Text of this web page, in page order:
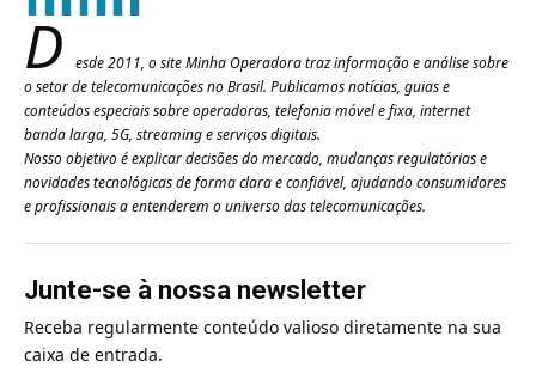
D
esde 2011, o site Minha Operadora traz informação e análise sobre
o setor de telecomunicações no Brasil. Publicamos notícias, guias e
conteúdos especiais sobre operadoras, telefonia móvel e fixa, internet
banda larga, 5G, streaming e serviços digitais.
Nosso objetivo é explicar decisões do mercado, mudanças regulatórias e
novidades tecnológicas de forma clara e confiável, ajudando consumidores
e profissionais a entenderem o universo das telecomunicações.
Junte-se à nossa newsletter
Receba regularmente conteúdo valioso diretamente na sua
caixa de entrada.